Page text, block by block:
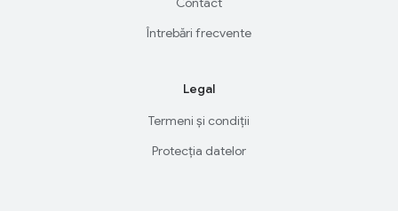
Întrebări frecvente
Legal
Termeni și condiții
Protecția datelor